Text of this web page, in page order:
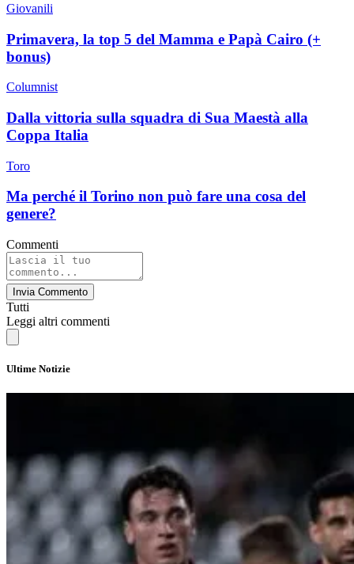
Giovanili
Primavera, la top 5 del Mamma e Papà Cairo (+
bonus)
Columnist
Dalla vittoria sulla squadra di Sua Maestà alla
Coppa Italia
Toro
Ma perché il Torino non può fare una cosa del
genere?
Commenti
Invia Commento
Tutti
Leggi altri commenti
Ultime Notizie